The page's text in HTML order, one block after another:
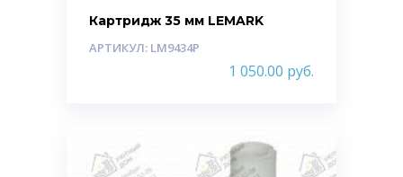
Картридж 35 мм LEMARK
АРТИКУЛ: LM9434P
1 050.00 руб.